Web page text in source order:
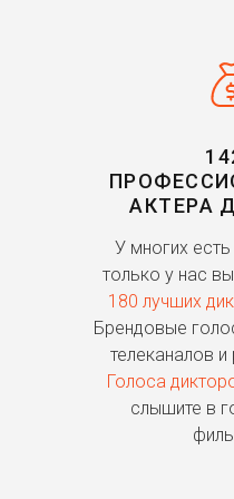
АКТЕРА
У многих
только у нас
180 лучших
Брендовые
телеканалов и
Голоса
слышите в